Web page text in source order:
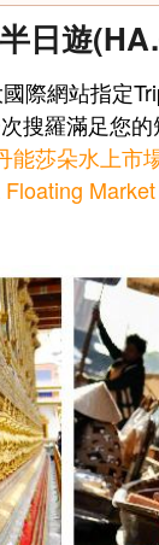
日遊
際網站指定
搜羅滿足您的
莎朵水上市